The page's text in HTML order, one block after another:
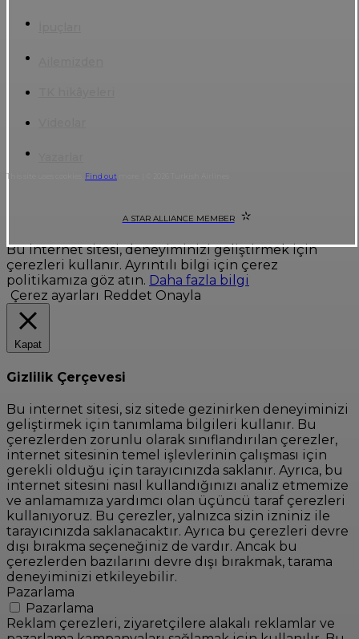
This site uses cookies. Find out
A STAR ALLIANCE MEMBER
Bu internet sitesi, deneyiminizi geliştirmek için
çerezleri kullanır. Ayrıntılı bilgi için çerez
politikamıza göz atın. Daha fazla bilgi
Çerez ayarları Reddet Onayla
Kapat
Gizlilik Çerçevesi
Bu internet sitesi, siz sitede gezinirken deneyiminizi
geliştirmek için tanımlama bilgileri kullanır. Bu
çerezlerden zorunlu olarak sınıflandırılan çerezler,
internet sitesinin temel işlevlerinin çalışması için
gerekli olduğu için tarayıcınızda saklanır. Ayrıca, bu
internet sitesini nasıl kullandığınızı analiz etmemize
ve anlamamıza yardımcı olan üçüncü taraf çerezleri
kullanıyoruz. Bu çerezler, yalnızca sizin izniniz ile
tarayıcınızda saklanacaktır. Ayrıca bu çerezleri devre
dışı bırakma seçeneğiniz de vardır. Ancak bu
çerezlerden bazılarını devre dışı bırakmak, tarama
deneyiminizi etkileyebilir.
Pazarlama
Pazarlama
Reklam çerezleri, ziyaretçilere alakalı reklamlar ve